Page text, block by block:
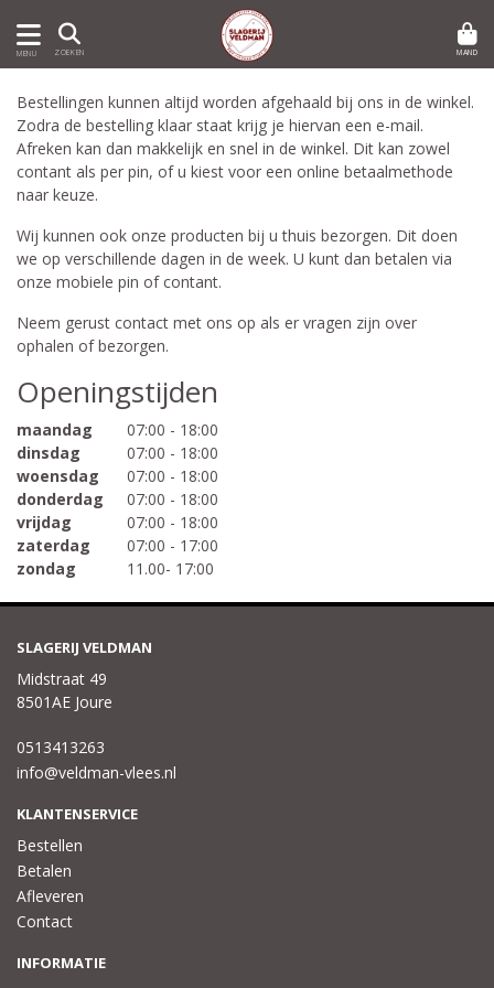
MENU ZOEKEN MAND
Bestellingen kunnen altijd worden afgehaald bij ons in de winkel.
Zodra de bestelling klaar staat krijg je hiervan een e-mail.
Afreken kan dan makkelijk en snel in de winkel. Dit kan zowel
contant als per pin, of u kiest voor een online betaalmethode
naar keuze.
Wij kunnen ook onze producten bij u thuis bezorgen. Dit doen
we op verschillende dagen in de week. U kunt dan betalen via
onze mobiele pin of contant.
Neem gerust contact met ons op als er vragen zijn over
ophalen of bezorgen.
Openingstijden
maandag
07:00 - 18:00
dinsdag
07:00 - 18:00
woensdag
07:00 - 18:00
donderdag
07:00 - 18:00
vrijdag
07:00 - 18:00
zaterdag
07:00 - 17:00
zondag
11.00- 17:00
SLAGERIJ VELDMAN
Midstraat 49
8501AE Joure
0513413263
info@veldman-vlees.nl
KLANTENSERVICE
Bestellen
Betalen
Afleveren
Contact
INFORMATIE